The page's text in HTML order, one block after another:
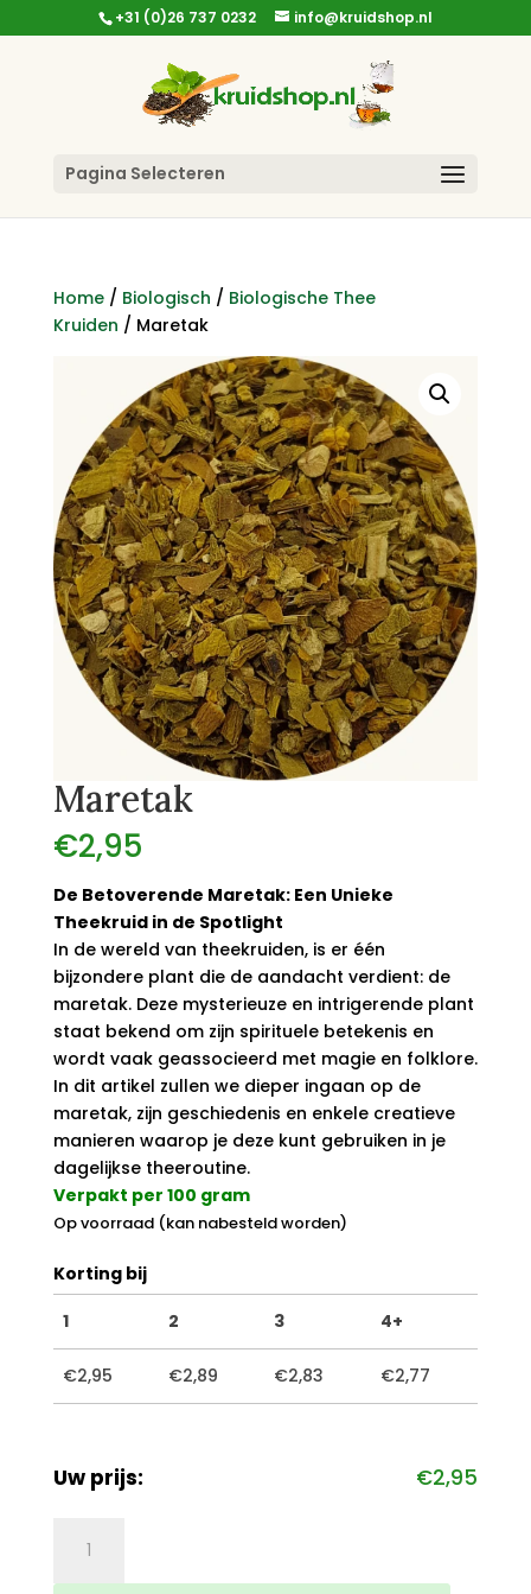
+31 (0)26 737 0232 info@kruidshop.nl
Pagina Selecteren
Home/ Biologisch / Biologische Thee
Kruiden / Maretak
Maretak
€2,95
De Betoverende Maretak: Een Unieke
Theekruid in de Spotlight
In de wereld van theekruiden, is er één
bijzondere plant die de aandacht verdient: de
maretak. Deze mysterieuze en intrigerende plant
staat bekend om zijn spirituele betekenis en
wordt vaak geassocieerd met magie en folklore.
In dit artikel zullen we dieper ingaan op de
maretak, zijn geschiedenis en enkele creatieve
manieren waarop je deze kunt gebruiken in je
dagelijkse theeroutine.
Verpakt per 100 gram
Op voorraad (kan nabesteld worden)
Korting bij
1
2 3 4+
€2,95 €2,89 €2,83 €2,77
Uw prijs: €2,95
aantal